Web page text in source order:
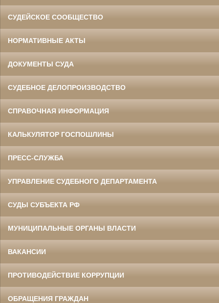
СУДЕЙСКОЕ СООБЩЕСТВО
НОРМАТИВНЫЕ АКТЫ
ДОКУМЕНТЫ СУДА
СУДЕБНОЕ ДЕЛОПРОИЗВОДСТВО
СПРАВОЧНАЯ ИНФОРМАЦИЯ
КАЛЬКУЛЯТОР ГОСПОШЛИНЫ
ПРЕСС-СЛУЖБА
УПРАВЛЕНИЕ СУДЕБНОГО ДЕПАРТАМЕНТА
СУДЫ СУБЪЕКТА РФ
МУНИЦИПАЛЬНЫЕ ОРГАНЫ ВЛАСТИ
ВАКАНСИИ
ПРОТИВОДЕЙСТВИЕ КОРРУПЦИИ
ОБРАЩЕНИЯ ГРАЖДАН